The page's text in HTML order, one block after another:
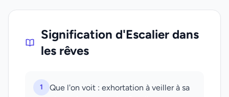
Signification d'Escalier dans
les rêves
1
Que l'on voit : exhortation à veiller à sa